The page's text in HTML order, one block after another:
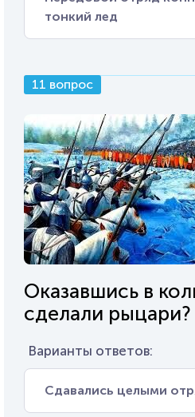
тонкий лед
11 вопрос
Оказавшись в
сделали рыцари?
Варианты ответов:
Сдавались целыми